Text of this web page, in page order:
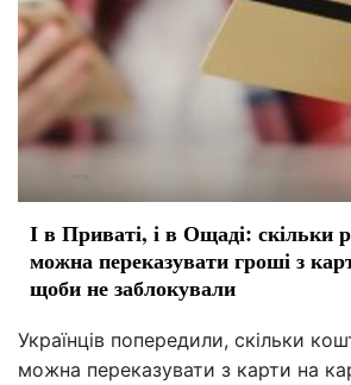
І в Приваті, і в Ощаді: скільки
можна переказувати гроші з
щоби не заблокували
Українців попередили, скільки
можна переказувати з карти на